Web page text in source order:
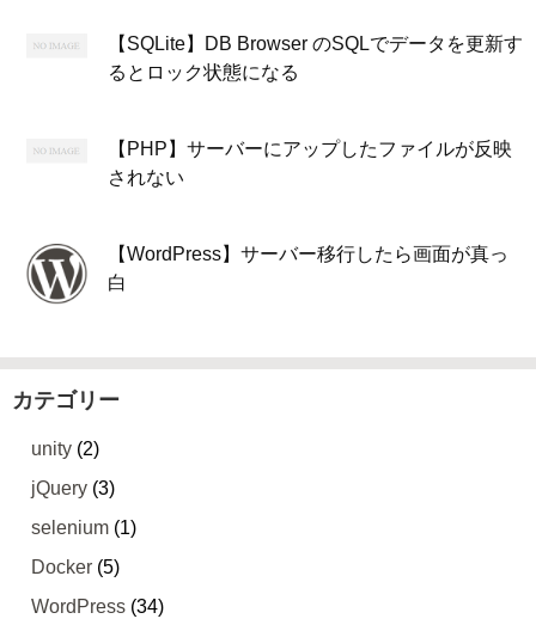
【SQLite】DB Browser のSQLでデータを更新す
るとロック状態になる
【PHP】サーバーにアップしたファイルが反映
されない
【WordPress】サーバー移行したら画面が真っ
白
カテゴリー
unity (2)
jQuery (3)
selenium (1)
Docker (5)
WordPress (34)